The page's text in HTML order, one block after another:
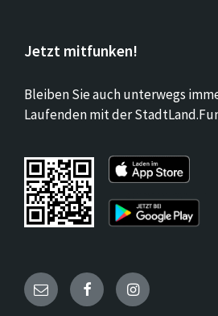
Jetzt mitfunken!
Bleiben Sie auch unterwegs
Laufenden mit der
Email FacebookInstagram